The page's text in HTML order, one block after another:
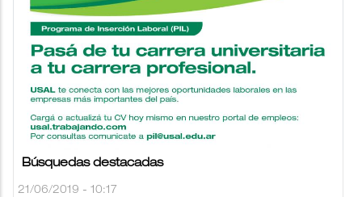
Búsquedas destacadas
21/06/2019 - 10:17